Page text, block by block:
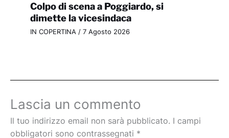
Colpo di scena a Poggiardo, si
dimette la vicesindaca
IN COPERTINA / 7 Agosto 2026
Lascia un commento
Il tuo indirizzo email non sarà pubblicato. I campi
obbligatori sono contrassegnati *